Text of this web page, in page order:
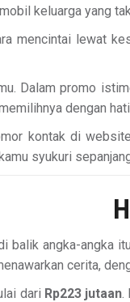
keluarga yang
mencintai lewat
Dalam promo
dengan
kontak di
syukuri
balik angka-angka
cerita,
dari Rp223 jutaan.